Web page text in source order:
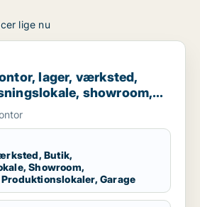
lige nu
lager, værksted, butik,
lager, værksted,
showroom,
produktionslokaler eller
Region Sjælland eller
Butik,
Showroom,
Garage